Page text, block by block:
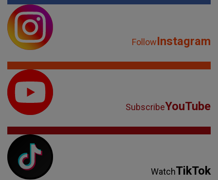
FollowInstagram
SubscribeYouTube
WatchTikTok